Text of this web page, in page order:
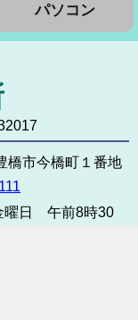
パソコン
市今橋町１番地
曜日 午前8時30